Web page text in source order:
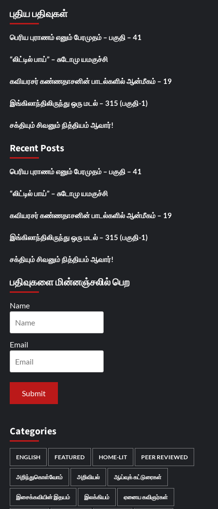
புதிய பதிவுகள்
பெரிய புராணம் எனும் பேரமுதம் – பகுதி – 41
“லிட்டில் பாய்” – சுடோமு யமகுச்சி
கவியரசர் கண்ணதாசனின் பாடல்களில் ஆன்மீகம் – 19
இங்கிலாந்திலிருந்து ஒரு மடல் – 315 (பகுதி-1)
சக்தியும் சிவனும் நித்தியம் ஆவார்!
Recent Posts
பெரிய புராணம் எனும் பேரமுதம் – பகுதி – 41
“லிட்டில் பாய்” – சுடோமு யமகுச்சி
கவியரசர் கண்ணதாசனின் பாடல்களில் ஆன்மீகம் – 19
இங்கிலாந்திலிருந்து ஒரு மடல் – 315 (பகுதி-1)
சக்தியும் சிவனும் நித்தியம் ஆவார்!
பதிவுகளை மின்னஞ்சலில் பெற
Name
Email
Categories
ENGLISH FEATURED HOME-LIT PEER REVIEWED
அறிந்துகொள்வோம் அறிவியல் ஆய்வுக் கட்டுரைகள்
இசைக்கவியின் இதயம் இலக்கியம் ஏனைய கவிஞர்கள்